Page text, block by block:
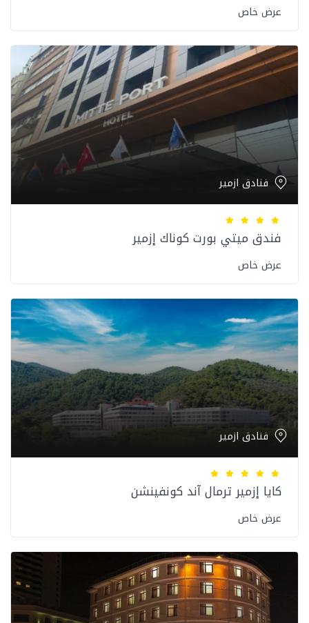
عرض خاص
فنادق ازمير
فندق ميتي بورت كوناك إزمير
عرض خاص
فنادق ازمير
كايا إزمير ترمال آند كونفينشن
عرض خاص